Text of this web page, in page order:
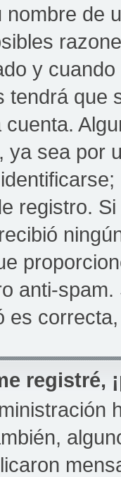
nombre de
y
tendrá que
ya sea por
registro.
anti-
es
registré,